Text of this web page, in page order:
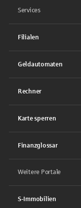
Services
Filialen
Geldautomaten
Rechner
Karte sperren
Finanzglossar
Weitere Portale
S-Immobilien